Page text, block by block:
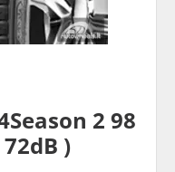
2 98
72dB )